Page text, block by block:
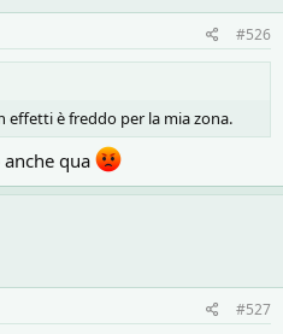
#526
effetti è freddo per la mia zona.
qua
#527